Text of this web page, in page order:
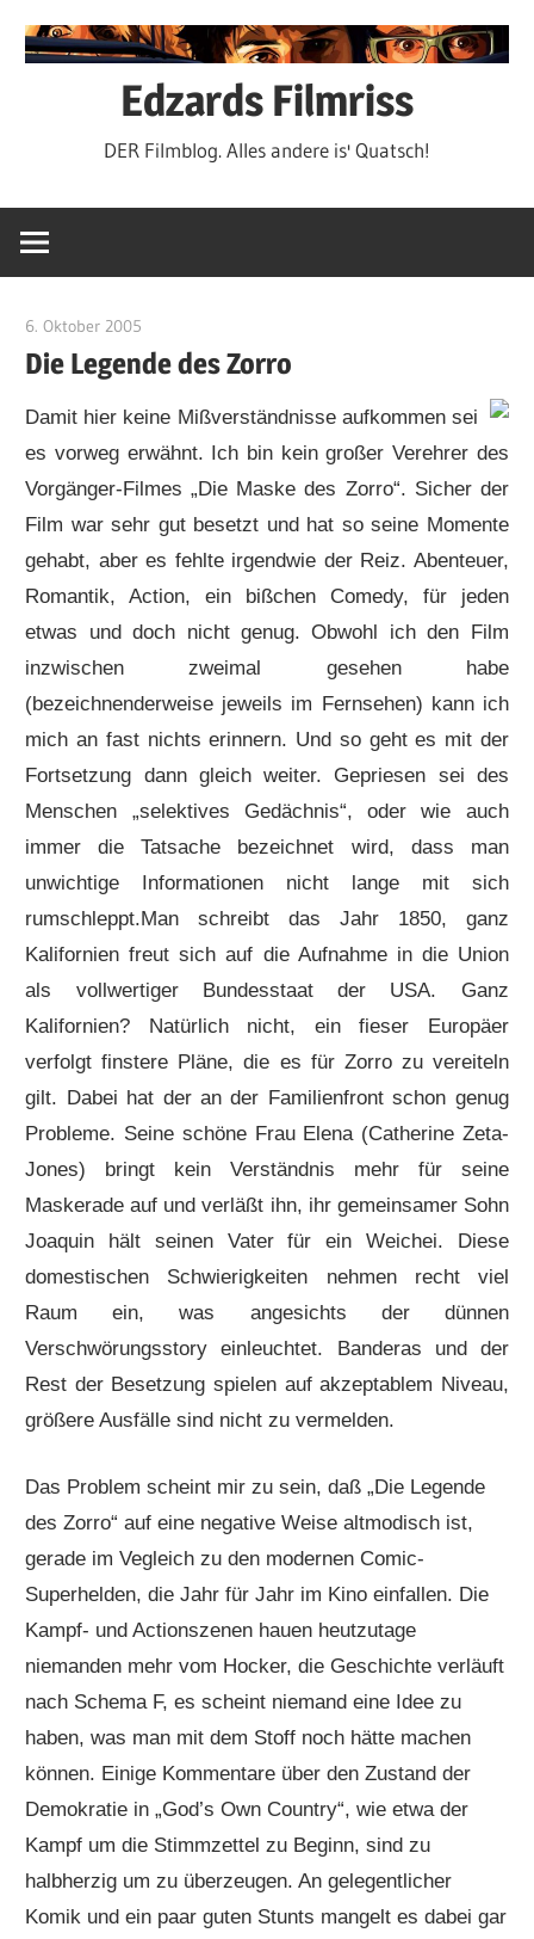
Inhalt
Edzards Filmriss
DER Filmblog. Alles andere is' Quatsch!
6. Oktober 2005
Die Legende des Zorro
Damit hier keine Mißverständnisse aufkommen sei
es vorweg erwähnt. Ich bin kein großer Verehrer des
Vorgänger-Filmes „Die Maske des Zorro“. Sicher der
Film war sehr gut besetzt und hat so seine Momente
gehabt, aber es fehlte irgendwie der Reiz. Abenteuer,
Romantik, Action, ein bißchen Comedy, für jeden
etwas und doch nicht genug. Obwohl ich den Film
inzwischen zweimal gesehen habe
(bezeichnenderweise jeweils im Fernsehen) kann ich
mich an fast nichts erinnern. Und so geht es mit der
Fortsetzung dann gleich weiter. Gepriesen sei des
Menschen „selektives Gedächnis“, oder wie auch
immer die Tatsache bezeichnet wird, dass man
unwichtige Informationen nicht lange mit sich
rumschleppt.Man schreibt das Jahr 1850, ganz
Kalifornien freut sich auf die Aufnahme in die Union
als vollwertiger Bundesstaat der USA. Ganz
Kalifornien? Natürlich nicht, ein fieser Europäer
verfolgt finstere Pläne, die es für Zorro zu vereiteln
gilt. Dabei hat der an der Familienfront schon genug
Probleme. Seine schöne Frau Elena (Catherine Zeta-
Jones) bringt kein Verständnis mehr für seine
Maskerade auf und verläßt ihn, ihr gemeinsamer Sohn
Joaquin hält seinen Vater für ein Weichei. Diese
domestischen Schwierigkeiten nehmen recht viel
Raum ein, was angesichts der dünnen
Verschwörungsstory einleuchtet. Banderas und der
Rest der Besetzung spielen auf akzeptablem Niveau,
größere Ausfälle sind nicht zu vermelden.
Das Problem scheint mir zu sein, daß „Die Legende
des Zorro“ auf eine negative Weise altmodisch ist,
gerade im Vegleich zu den modernen Comic-
Superhelden, die Jahr für Jahr im Kino einfallen. Die
Kampf- und Actionszenen hauen heutzutage
niemanden mehr vom Hocker, die Geschichte verläuft
nach Schema F, es scheint niemand eine Idee zu
haben, was man mit dem Stoff noch hätte machen
können. Einige Kommentare über den Zustand der
Demokratie in „God’s Own Country“, wie etwa der
Kampf um die Stimmzettel zu Beginn, sind zu
halbherzig um zu überzeugen. An gelegentlicher
Komik und ein paar guten Stunts mangelt es dabei gar